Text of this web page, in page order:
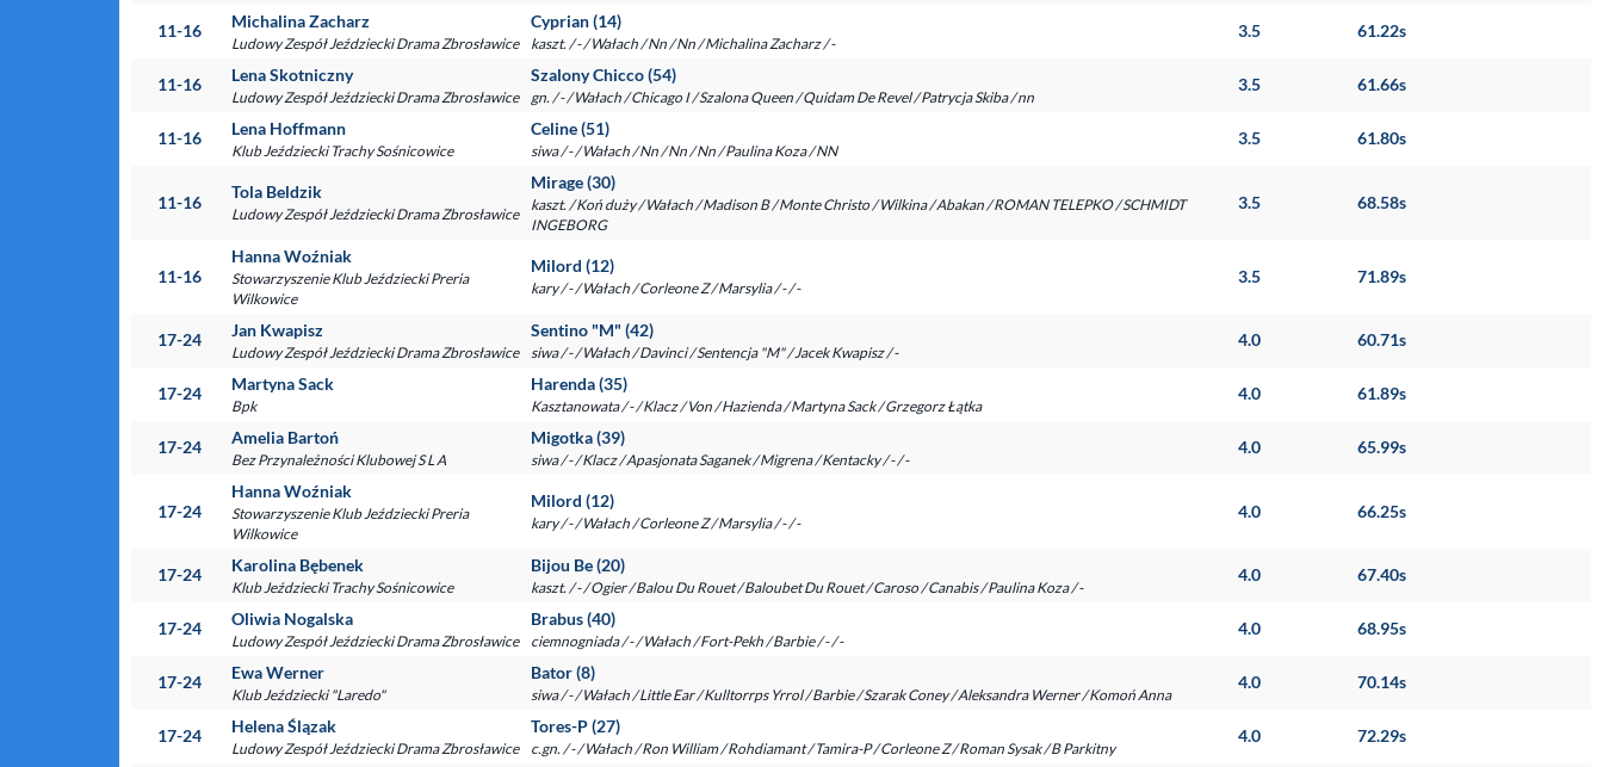
11-16 Michalina Zacharz
Ludowy Zespół Jeździecki Drama Zbrosławice
Cyprian (14)
kaszt. / - / Wałach / Nn / Nn / Michalina Zacharz / -
3.5 61.22s
11-16 Lena Skotniczny
Ludowy Zespół Jeździecki Drama Zbrosławice
Szalony Chicco (54)
gn. / - / Wałach / Chicago I / Szalona Queen / Quidam De Revel / Patrycja Skiba / nn
3.5 61.66s
11-16 Lena Hoffmann
Klub Jeździecki Trachy Sośnicowice
Celine (51)
siwa / - / Wałach / Nn / Nn / Nn / Paulina Koza / NN
3.5 61.80s
11-16
Tola Beldzik
Ludowy Zespół Jeździecki Drama Zbrosławice
Mirage (30)
kaszt. / Koń duży / Wałach / Madison B / Monte Christo / Wilkina / Abakan / ROMAN TELEPKO / SCHMIDT
INGEBORG
3.5 68.58s
11-16
Hanna Woźniak
Stowarzyszenie Klub Jeździecki Preria
Wilkowice
Milord (12)
kary / - / Wałach / Corleone Z / Marsylia / - / -
3.5 71.89s
17-24 Jan Kwapisz
Ludowy Zespół Jeździecki Drama Zbrosławice
Sentino "M" (42)
siwa / - / Wałach / Davinci / Sentencja "M" / Jacek Kwapisz / -
4.0 60.71s
17-24 Martyna Sack
Bpk
Harenda (35)
Kasztanowata / - / Klacz / Von / Hazienda / Martyna Sack / Grzegorz Łątka
4.0 61.89s
17-24 Amelia Bartoń
Bez Przynależności Klubowej S L A
Migotka (39)
siwa / - / Klacz / Apasjonata Saganek / Migrena / Kentacky / - / -
4.0 65.99s
17-24
Hanna Woźniak
Stowarzyszenie Klub Jeździecki Preria
Wilkowice
Milord (12)
kary / - / Wałach / Corleone Z / Marsylia / - / -
4.0 66.25s
17-24 Karolina Bębenek
Klub Jeździecki Trachy Sośnicowice
Bijou Be (20)
kaszt. / - / Ogier / Balou Du Rouet / Baloubet Du Rouet / Caroso / Canabis / Paulina Koza / -
4.0 67.40s
17-24 Oliwia Nogalska
Ludowy Zespół Jeździecki Drama Zbrosławice
Brabus (40)
ciemnogniada / - / Wałach / Fort-Pekh / Barbie / - / -
4.0 68.95s
17-24 Ewa Werner
Klub Jeździecki "Laredo"
Bator (8)
siwa / - / Wałach / Little Ear / Kulltorrps Yrrol / Barbie / Szarak Coney / Aleksandra Werner / Komoń Anna
4.0 70.14s
17-24 Helena Ślązak
Ludowy Zespół Jeździecki Drama Zbrosławice
Tores-P (27)
c.gn. / - / Wałach / Ron William / Rohdiamant / Tamira-P / Corleone Z / Roman Sysak / B Parkitny
4.0 72.29s